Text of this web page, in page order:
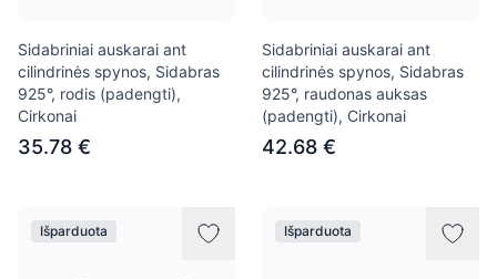
Sidabriniai auskarai ant
cilindrinės spynos, Sidabras
925°, rodis (padengti),
Cirkonai
35.78 €
Sidabriniai auskarai ant
cilindrinės spynos, Sidabras
925°, raudonas auksas
(padengti), Cirkonai
42.68 €
Išparduota Išparduota